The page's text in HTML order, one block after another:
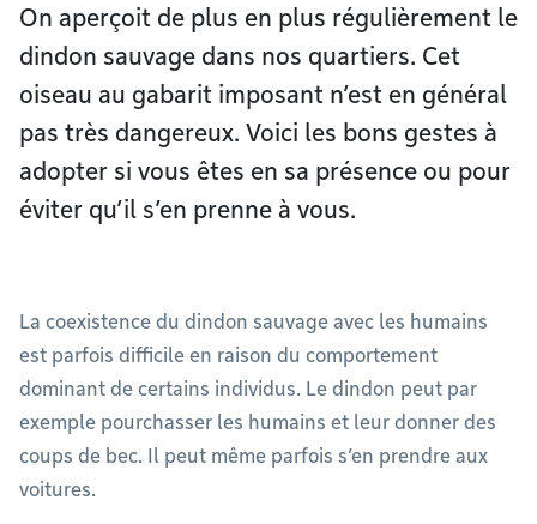
On aperçoit de plus en plus régulièrement le
dindon sauvage dans nos quartiers. Cet
oiseau au gabarit imposant n’est en général
pas très dangereux. Voici les bons gestes à
adopter si vous êtes en sa présence ou pour
éviter qu’il s’en prenne à vous.
La coexistence du dindon sauvage avec les humains
est parfois difficile en raison du comportement
dominant de certains individus. Le dindon peut par
exemple pourchasser les humains et leur donner des
coups de bec. Il peut même parfois s’en prendre aux
voitures.